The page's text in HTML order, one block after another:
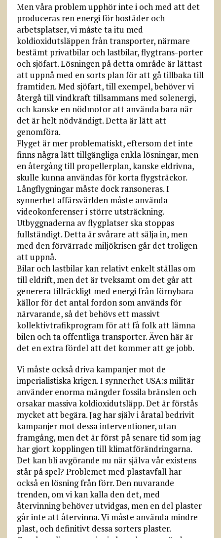
Men våra problem upphör inte i och med att det
produceras ren energi för bostäder och
arbetsplatser, vi måste ta itu med
koldioxidutsläppen från transporter, närmare
bestämt privatbilar och lastbilar, flygtrans-porter
och sjöfart. Lösningen på detta område är lättast
att uppnå med en sorts plan för att gå tillbaka till
framtiden. Med sjöfart, till exempel, behöver vi
återgå till vindkraft tillsammans med solenergi,
och kanske en nödmotor att använda bara när
det är helt nödvändigt. Detta är lätt att
genomföra.
Flyget är mer problematiskt, eftersom det inte
finns några lätt tillgängliga enkla lösningar, men
en återgång till propellerplan, kanske eldrivna,
skulle kunna användas för korta flygsträckor.
Långflygningar måste dock ransoneras. I
synnerhet affärsvärlden måste använda
videokonferenser i större utsträckning.
Utbyggnaderna av flygplatser ska stoppas
fullständigt. Detta är svårare att sälja in, men
med den förvärrade miljökrisen går det troligen
att uppnå.
Bilar och lastbilar kan relativt enkelt ställas om
till eldrift, men det är tveksamt om det går att
generera tillräckligt med energi från förnybara
källor för det antal fordon som används för
närvarande, så det behövs ett massivt
kollektivtrafikprogram för att få folk att lämna
bilen och ta offentliga transporter. Även här är
det en extra fördel att det kommer att ge jobb.
Vi måste också driva kampanjer mot de
imperialistiska krigen. I synnerhet USA:s militär
använder enorma mängder fossila bränslen och
orsakar massiva koldioxidutsläpp. Det är förstås
mycket att begära. Jag har själv i åratal bedrivit
kampanjer mot dessa interventioner, utan
framgång, men det är först på senare tid som jag
har gjort kopplingen till klimatförändringarna.
Det kan bli avgörande nu när själva vår existens
står på spel? Problemet med plastavfall har
också en lösning från förr. Den nuvarande
trenden, om vi kan kalla den det, med
återvinning behöver utvidgas, men en del plaster
går inte att återvinna. Vi måste använda mindre
plast, och definitivt dessa sorters plaster.